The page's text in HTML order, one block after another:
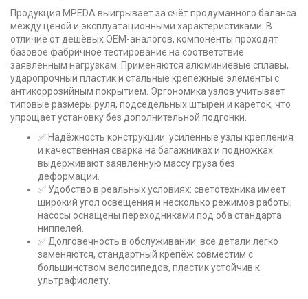
Продукция MPEDA выигрывает за счёт продуманного баланса
между ценой и эксплуатационными характеристиками. В
отличие от дешёвых OEM-аналогов, компоненты проходят
базовое фабричное тестирование на соответствие
заявленным нагрузкам. Применяются алюминиевые сплавы,
ударопрочный пластик и стальные крепёжные элементы с
антикоррозийным покрытием. Эргономика узлов учитывает
типовые размеры руля, подседельных штырей и кареток, что
упрощает установку без дополнительной подгонки.
✅ Надёжность конструкции: усиленные узлы крепления
и качественная сварка на багажниках и подножках
выдерживают заявленную массу груза без
деформации.
✅ Удобство в реальных условиях: светотехника имеет
широкий угол освещения и несколько режимов работы;
насосы оснащены переходниками под оба стандарта
ниппелей.
✅ Долговечность в обслуживании: все детали легко
заменяются, стандартный крепёж совместим с
большинством велосипедов, пластик устойчив к
ультрафиолету.